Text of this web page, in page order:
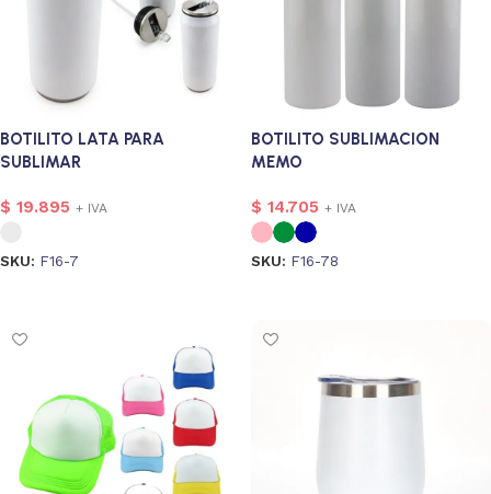
BOTILITO LATA PARA
SUBLIMAR
$ 19.895 + IVA
SKU: F16-7
BOTILITO SUBLIMACION
MEMO
$ 14.705 + IVA
SKU: F16-78